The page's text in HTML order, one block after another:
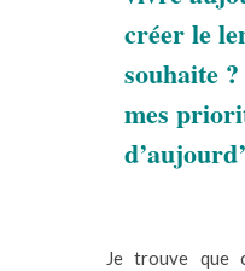
créer le
souhaite
mes
Je trouve que